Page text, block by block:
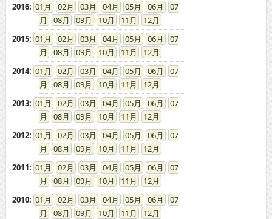
2016: 01 02 03 04 05 06
07
08
09 10 11
12
2015: 01 02 03 04 05 06
07
08
09 10 11
12
2014: 01 02 03 04 05 06
07
08
09 10 11
12
2013: 01 02 03 04 05 06
07
08
09 10 11
12
2012: 01 02 03 04 05 06
07
08
09 10 11
12
2011: 01 02 03 04 05 06
07
08
09 10 11
12
2010: 01 02 03 04 05 06
07
08
09 10 11
12